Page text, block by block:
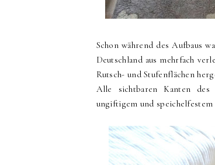
Schon während des Aufbaus
Deutschland aus mehrfach
Rutsch- und Stufenflächen
Alle sichtbaren Kanten des
ungiftigem und speichelfestem